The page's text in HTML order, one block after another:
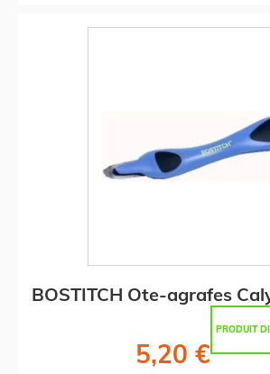
BOSTITCH Ote-agrafes
PRODUIT
5,20 €